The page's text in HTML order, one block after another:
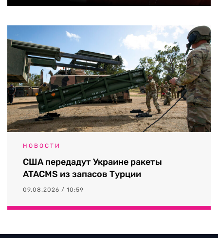
НОВОСТИ
США передадут Украине ракеты
ATACMS из запасов Турции
09.08.2026 / 10:59